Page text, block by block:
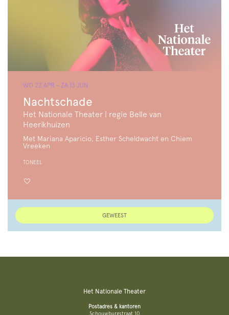
Nachtschade
Het Nationale Theater | regie Belle van
Heerikhuizen
WO 22 APR - ZA 13 JUN
Met Mariana Aparicio, Esther Scheldwacht en Chiem
Vreeken
TONEEL
GEWEEST
Het Nationale Theater
Postadres & kantoren
Schouwburgstraat 10